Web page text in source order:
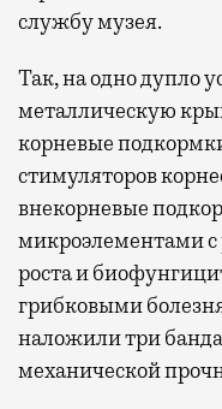
службу музея.
Так, на одно дупло
металлическую
корневые
стимуляторов
внекорневые
микроэлементами с
роста и
грибковыми
наложили три
механической